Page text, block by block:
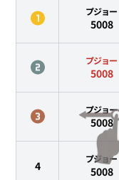
プジョー
5008
プジョー
5008
プジョー
5008
4
プジョー
5008